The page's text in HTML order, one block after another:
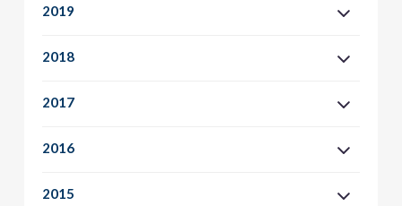
2019
2018
2017
2016
2015